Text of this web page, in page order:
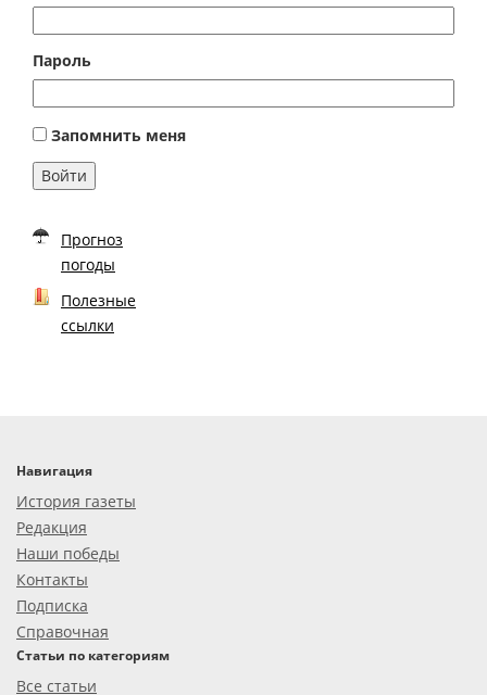
Пароль
Запомнить меня
Войти
Прогноз
погоды
Полезные
ссылки
Навигация
История газеты
Редакция
Наши победы
Контакты
Подписка
Справочная
Статьи по категориям
Все статьи